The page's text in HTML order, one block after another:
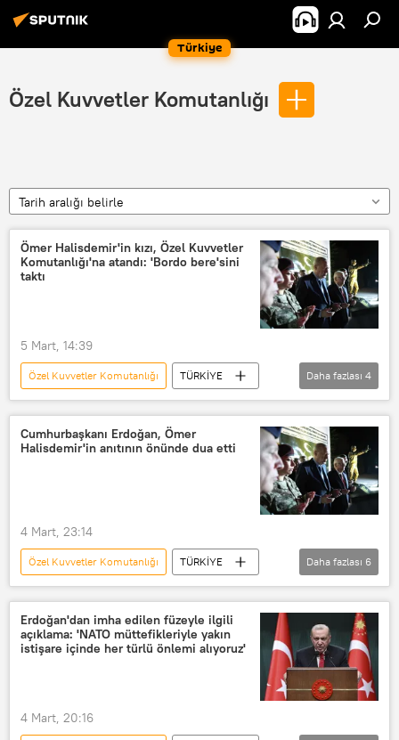
Türkiye
Özel Kuvvetler Komutanlığı
Tarih aralığı belirle
Ömer Halisdemir'in kızı, Özel Kuvvetler
Komutanlığı'na atandı: 'Bordo bere'sini
taktı
5 Mart, 14:39
Özel Kuvvetler Komutanlığı
TÜRKİYE
Ömer Halisdemir
FETÖ
Teğmen Elif Nur Halisdemir
bordo bere
Daha fazlası 4
Cumhurbaşkanı Erdoğan, Ömer
Halisdemir'in anıtının önünde dua etti
4 Mart, 23:14
Özel Kuvvetler Komutanlığı
TÜRKİYE
Türkiye
Ömer Halisdemir
Cevdet Yılmaz
Yaşar Güler
Milli Savunma Bakanı
Daha fazlası 6
Erdoğan'dan imha edilen füzeyle ilgili
açıklama: 'NATO müttefikleriyle yakın
istişare içinde her türlü önlemi alıyoruz'
4 Mart, 20:16